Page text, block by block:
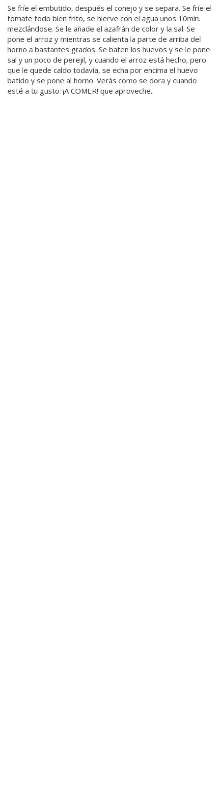
Se fríe el embutido, después el conejo y se separa. Se fríe el
tomate todo bien frito, se hierve con el agua unos 10min.
mezclándose. Se le añade el azafrán de color y la sal. Se
pone el arroz y mientras se calienta la parte de arriba del
horno a bastantes grados. Se baten los huevos y se le pone
sal y un poco de perejil, y cuando el arroz está hecho, pero
que le quede caldo todavía, se echa por encima el huevo
batido y se pone al horno. Verás como se dora y cuando
esté a tu gusto: ¡A COMER! que aproveche..